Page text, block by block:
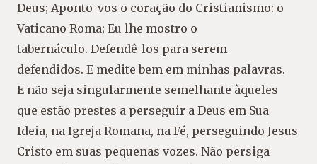
Deus; Aponto-vos o coração do Cristianismo: o
Vaticano Roma; Eu lhe mostro o
tabernáculo. Defendê-los para serem
defendidos. E medite bem em minhas palavras.
E não seja singularmente semelhante àqueles
que estão prestes a perseguir a Deus em Sua
Ideia, na Igreja Romana, na Fé, perseguindo Jesus
Cristo em suas pequenas vozes. Não persiga